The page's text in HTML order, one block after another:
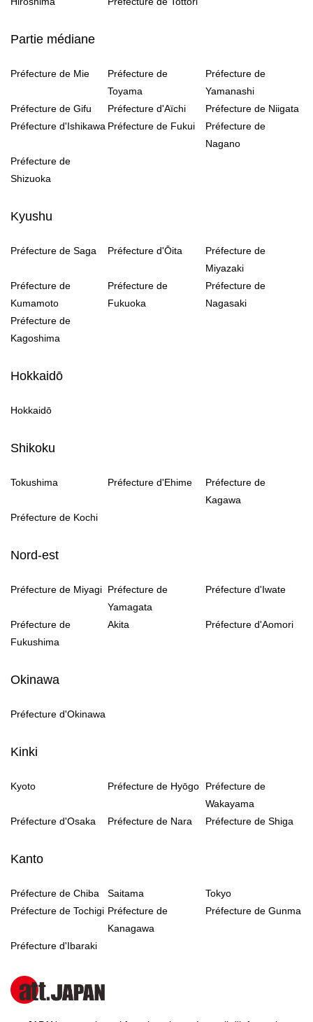
Partie médiane
Préfecture de Mie
Préfecture de
Toyama
Préfecture de
Yamanashi
Préfecture de Gifu
Préfecture d'Aïchi
Préfecture de Niigata
Préfecture d'Ishikawa Préfecture de Fukui
Préfecture de
Nagano
Préfecture de
Shizuoka
Kyushu
Préfecture de Saga Préfecture d'Ōita
Préfecture de
Miyazaki
Préfecture de
Kumamoto
Préfecture de
Fukuoka
Préfecture de
Nagasaki
Préfecture de
Kagoshima
Hokkaidō
Hokkaidō
Shikoku
Tokushima Préfecture d'Ehime
Préfecture de
Kagawa
Préfecture de Kochi
Nord-est
Préfecture de Miyagi Préfecture de
Yamagata
Préfecture d'Iwate
Préfecture de
Fukushima
Akita Préfecture d'Aomori
Okinawa
Préfecture d'Okinawa
Kinki
Kyoto Préfecture de Hyōgo
Préfecture de
Wakayama
Préfecture d'Osaka
Préfecture de Nara Préfecture de Shiga
Kanto
Préfecture de Chiba Saitama
Tokyo
Préfecture de Tochigi Préfecture de
Kanagawa
Préfecture de Gunma
Préfecture d'Ibaraki